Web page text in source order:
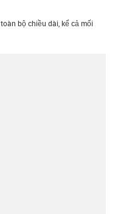
bộ chiều dài, kể cả mối